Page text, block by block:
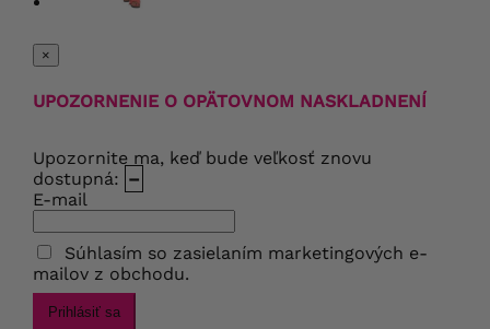
×
UPOZORNENIE O OPÄTOVNOM NASKLADNENÍ
Upozornite ma, keď bude veľkosť znovu
dostupná: –
E-mail
Súhlasím so zasielaním marketingových e-
mailov z obchodu.
Prihlásiť sa